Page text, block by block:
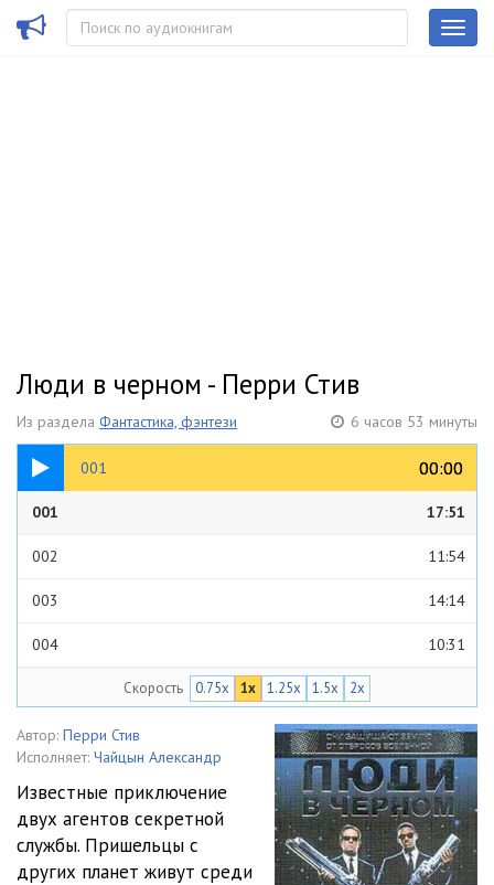
Люди в черном - Перри Стив
Из раздела Фантастика, фэнтези 6 часов 53 минуты
001 00:00
00:00
17:51
001 17:51
002 11:54
003 14:14
004 10:31
006 12:36
18:50
008 39:34
009 11:59
Скорость 0.75x 1x 1.25x 1.5x 2x
Автор: Перри Стив
Исполняет: Чайцын Александр
Известные приключение
двух агентов секретной
службы. Пришельцы с
других планет живут среди